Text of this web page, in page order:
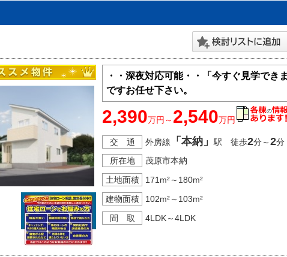
・・深夜対応可能・・「今すぐ見学で
ですお任せ下さい。
2,390万円～ 2,540万円
交 通 外房線 「本納」駅 徒歩2分～2分
所在地
茂原市本納
土地面積
171m²～180m²
建物面積
102m²～103m²
間 取
4LDK～4LDK